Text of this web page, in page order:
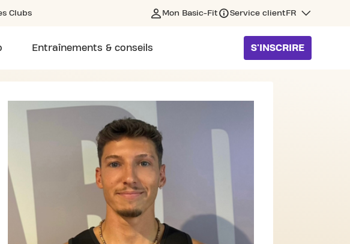
Clubs Mon Basic-Fit Service client FR
Entraînements & conseils S'INSCRIRE